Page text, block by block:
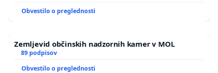
Obvestilo o preglednosti
Zemljevid občinskih nadzornih kamer v MOL
89 podpisov
Obvestilo o preglednosti